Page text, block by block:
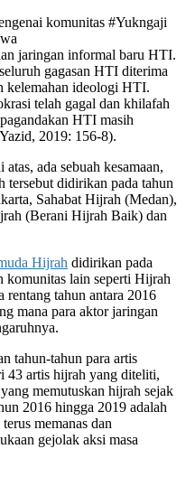
komunitas #Yukngaji
jaringan informal baru HTI.
gagasan HTI diterima
kelemahan ideologi HTI.
telah gagal dan khilafah
HTI masih
2019: 156-8).
ada sebuah kesamaan,
tersebut didirikan pada tahun
Sahabat Hijrah (Medan),
(Berani Hijrah Baik) dan
Hijrah didirikan pada
komunitas lain seperti Hijrah
tahun antara 2016
mana para aktor jaringan
tahun-tahun para artis
43 artis hijrah yang diteliti,
memutuskan hijrah sejak
2016 hingga 2019 adalah
memanas dan
gejolak aksi masa